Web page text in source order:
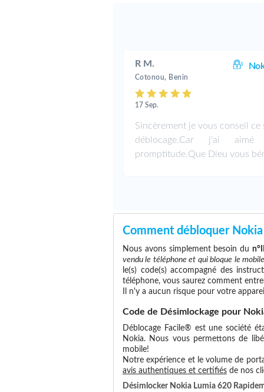
R M.
Cotonou, Benin
17 Sep.
Sincèrement je vous conseil ce
déblocage.Car j'ai aimé
promptitude.Que Dieu vous
Comment débloquer
Nous avons simplement besoin du
vendu le téléphone et qui bloque le mobile
le(s) code(s) accompagné des
téléphone, vous saurez comment
Il n'y a aucun risque pour votre
Code de Désimlockage pour
Déblocage Facile® est une société
Nokia. Nous vous permettons de
mobile!
Notre expérience et le volume de
avis authentiques et certifiés de nos
Désimlocker Nokia Lumia 620